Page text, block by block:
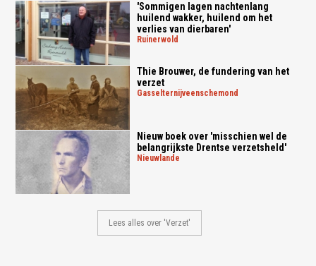
'Sommigen lagen nachtenlang
huilend wakker, huilend om het
verlies van dierbaren'
ruinerwold
Thie Brouwer, de fundering van het
verzet
gasselternijveenschemond
Nieuw boek over 'misschien wel de
belangrijkste Drentse verzetsheld'
nieuwlande
Lees alles over 'Verzet'